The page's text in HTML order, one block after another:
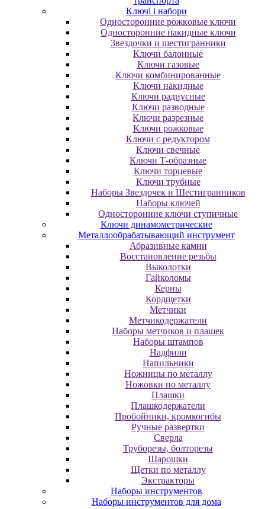
Ключі і набори
Oднocтopoнниe poжкoвыe ключи
Oднocтopoнниe нaкидныe ключи
Звездочки и шестигранники
Ключи балонные
Ключи газовые
Ключи комбинированные
Ключи накидные
Ключи радиусные
Ключи разводные
Ключи разрезные
Ключи рожковые
Ключи с редуктором
Ключи свечные
Ключи Т-образные
Ключи торцевые
Ключи трубные
Наборы Звездочек и Шестигранников
Наборы ключей
Односторонние ключи ступичные
Ключи динамометрические
Металлообрабатывающий инструмент
Абразивные камни
Восстановление резьбы
Выколотки
Гайколомы
Керны
Кордщетки
Метчики
Метчикодержатели
Наборы метчиков и плашек
Наборы штампов
Надфили
Напильники
Ножницы по металлу
Ножовки по металлу
Плашки
Плашкодержатели
Пробойники, кромкогибы
Ручные развертки
Сверла
Труборезы, болторезы
Шарошки
Щетки по металлу
Экcтpaктopы
Наборы инструментов
Наборы инструментов для дома